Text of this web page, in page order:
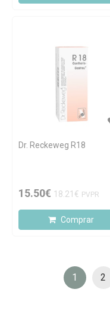
Dr. Reckeweg R18
15.50€ 18.21€ PVPR
Comprar
1 2